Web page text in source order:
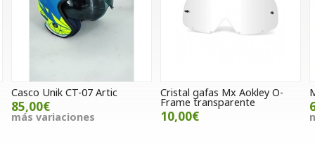
Casco Unik CT-07 Artic
85,00€
más variaciones
Cristal gafas Mx Aokley O-
Frame transparente
10,00€